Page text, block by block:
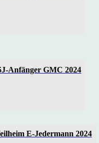
Anfänger GMC 2024
E-Jedermann 2024